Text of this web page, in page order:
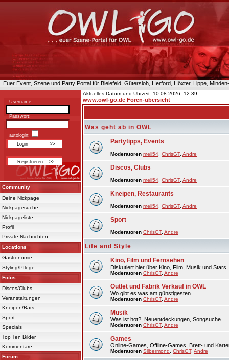
Euer Event, Szene und Party Portal für Bielefeld, Gütersloh, Herford, Höxter, Lippe,
Username:
Passwort:
autologin:
Community
Deine Nickpage
Nickpagesuche
Nickpageliste
Profil
Private Nachrichten
Locations
Gastronomie
Styling/Pflege
Fotos
Discos/Clubs
Veranstaltungen
Kneipen/Bars
Sport
Specials
Top Ten Bilder
Kommentare
Forum
Aktuelles Datum und Uhrzeit: 10.08.2026, 12:39
www.owl-go.de Foren-übersicht
Was geht ab in OWL
Partytipps, Events
Moderatoren meli54 ChrisGT, Andre
Discos, Clubs
Moderatoren meli54 ChrisGT, Andre
Kneipen, Restaurants
Moderatoren meli54 ChrisGT, Andre
Sport
Moderatoren ChrisGT, Andre
Life and Style
Kino, Film und Fernsehen
Diskutiert hier über Kino, Film, Musik und Stars
Moderatoren ChrisGT, Andre
Outlet und Fabrik Verkauf in OWL
Wo gibt es was am günstigesten.
Moderatoren ChrisGT, Andre
Musik
Was ist hot?, Neuentdeckungen, Songsuche
Moderatoren ChrisGT, Andre
Games
Online-Games, Offline-Games, Brett- und
Moderatoren Silbermond ChrisGT, Andre